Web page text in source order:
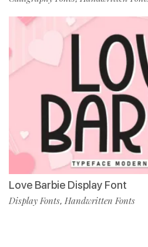
Love Barbie Display Font
Display Fonts, Handwritten Fonts